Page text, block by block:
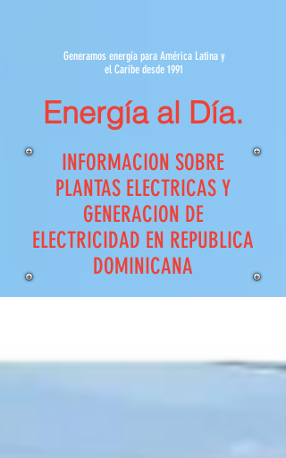
Generamos energía para América Latina y
el Caribe desde 1991
Energía al Día.
INFORMACION SOBRE
PLANTAS ELECTRICAS Y
GENERACION DE
ELECTRICIDAD EN REPUBLICA
DOMINICANA